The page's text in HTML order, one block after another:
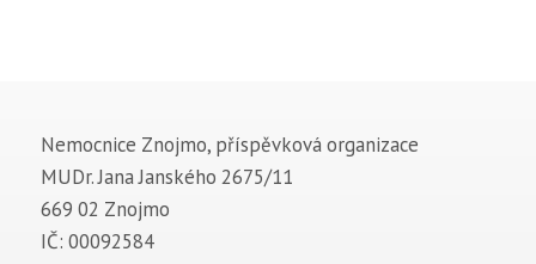
Nemocnice Znojmo, příspěvková organizace
MUDr. Jana Janského 2675/11
669 02 Znojmo
IČ: 00092584